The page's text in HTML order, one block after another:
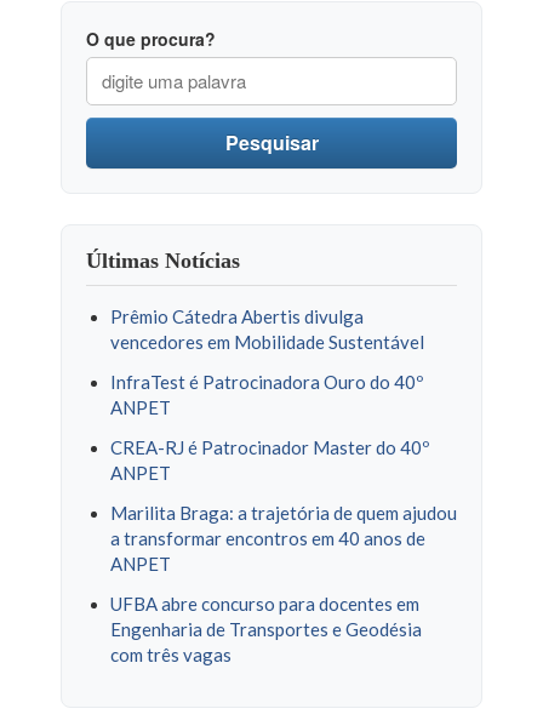
O que procura?
Pesquisar
Últimas Notícias
Prêmio Cátedra Abertis divulga
vencedores em Mobilidade Sustentável
InfraTest é Patrocinadora Ouro do 40º
ANPET
CREA-RJ é Patrocinador Master do 40º
ANPET
Marilita Braga: a trajetória de quem ajudou
a transformar encontros em 40 anos de
ANPET
UFBA abre concurso para docentes em
Engenharia de Transportes e Geodésia
com três vagas